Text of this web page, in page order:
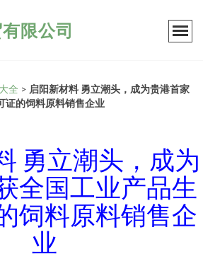
限公司
全 > 启阳新材料 勇立潮头，成为贵港首家
证的饲料原料销售企业
勇立潮头，成为
全国工业产品生
饲料原料销售企
业